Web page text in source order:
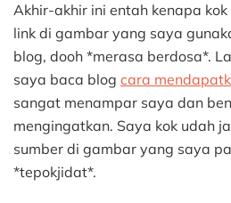
Akhir-akhir ini entah kenapa
link di gambar yang saya
blog, dooh *merasa berdosa*.
saya baca blog cara
sangat menampar saya dan
mengingatkan. Saya kok udah
sumber di gambar yang saya
*tepokjidat*.